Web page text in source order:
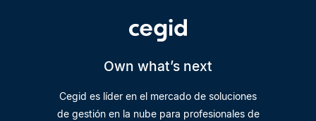
Own what’s next
Cegid es líder en el mercado de soluciones
de gestión en la nube para profesionales de